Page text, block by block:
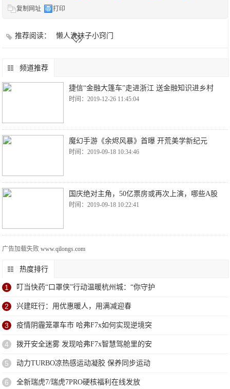
复制网址
打印
推荐阅读： 懒人洗袜子小窍门
频道推荐
捷信“金融大篷车”走进浙江 送金融知识进乡村
时间：2019-12-26 11:45:04
魔幻手游《余烬风暴》首曝 开荒美学新纪元
时间：2019-09-18 10:34:46
国庆绝对主角，50亿票房或再次上演，哪些A股
时间：2019-09-18 10:22:41
广告加载失败www.qilongs.com
热度排行
1 叮当快药“口罩侠”行动温暖杭州城：“你守护
2 兴建旺行：用优惠暖人，用满减迎春
3 疫情阴霾笼罩车市 哈弗F7x如何实现逆境突
4 拨开安全迷雾 发现哈弗F7x智慧驾舱里的安
5 动力TURBO凉热感运动凝胶 保养同步运动
6 全新瑞虎7/瑞虎7PRO硬核福利在线发放